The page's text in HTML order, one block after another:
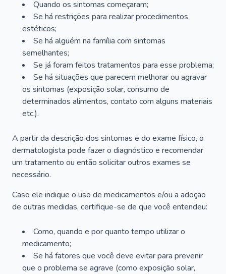
Quando os sintomas começaram;
Se há restrições para realizar procedimentos
estéticos;
Se há alguém na família com sintomas
semelhantes;
Se já foram feitos tratamentos para esse problema;
Se há situações que parecem melhorar ou agravar
os sintomas (exposição solar, consumo de
determinados alimentos, contato com alguns materiais
etc.).
A partir da descrição dos sintomas e do exame físico, o
dermatologista pode fazer o diagnóstico e recomendar
um tratamento ou então solicitar outros exames se
necessário.
Caso ele indique o uso de medicamentos e/ou a adoção
de outras medidas, certifique-se de que você entendeu:
Como, quando e por quanto tempo utilizar o
medicamento;
Se há fatores que você deve evitar para prevenir
que o problema se agrave (como exposição solar,